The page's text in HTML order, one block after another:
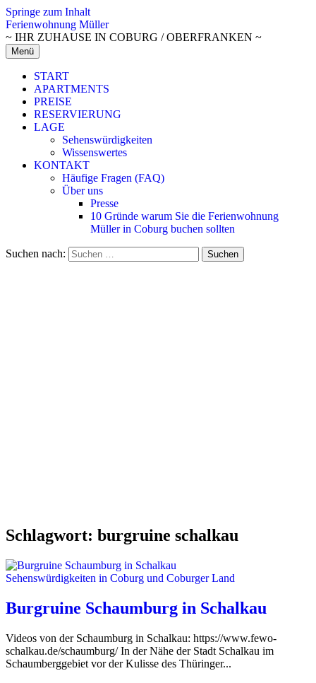
Springe zum Inhalt
Ferienwohnung Müller
~ IHR ZUHAUSE IN COBURG / OBERFRANKEN ~
Menü
START
APARTMENTS
PREISE
RESERVIERUNG
LAGE
Sehenswürdigkeiten
Wissenswertes
KONTAKT
Häufige Fragen (FAQ)
Über uns
Presse
10 Gründe warum Sie die Ferienwohnung
Müller in Coburg buchen sollten
Suchen nach:
Schlagwort: burgruine schalkau
Sehenswürdigkeiten in Coburg und Coburger Land
Burgruine Schaumburg in Schalkau
Videos von der Schaumburg in Schalkau: https://www.fewo-
schalkau.de/schaumburg/ In der Nähe der Stadt Schalkau im
Schaumberggebiet vor der Kulisse des Thüringer...